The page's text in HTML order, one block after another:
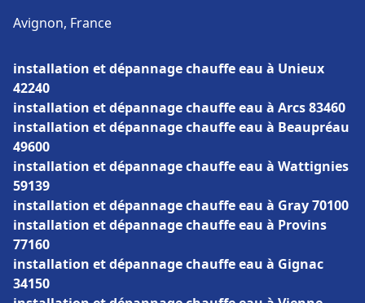
Avignon, France
installation et dépannage chauffe eau à Unieux
42240
installation et dépannage chauffe eau à Arcs 83460
installation et dépannage chauffe eau à Beaupréau
49600
installation et dépannage chauffe eau à Wattignies
59139
installation et dépannage chauffe eau à Gray 70100
installation et dépannage chauffe eau à Provins
77160
installation et dépannage chauffe eau à Gignac
34150